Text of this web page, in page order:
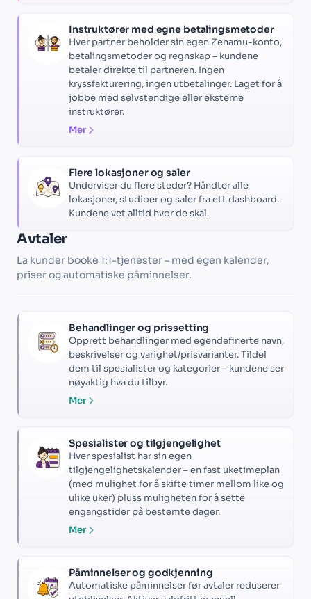
Instruktører med egne betalingsmetoder
Hver partner beholder sin egen Zenamu-konto,
betalingsmetoder og regnskap – kundene
betaler direkte til partneren. Ingen
kryssfakturering, ingen utbetalinger. Laget for å
jobbe med selvstendige eller eksterne
instruktører.
Mer
Flere lokasjoner og saler
Underviser du flere steder? Håndter alle
lokasjoner, studioer og saler fra ett dashboard.
Kundene vet alltid hvor de skal.
Avtaler
La kunder booke 1:1-tjenester – med egen kalender,
priser og automatiske påminnelser.
Behandlinger og prissetting
Opprett behandlinger med egendefinerte navn,
beskrivelser og varighet/prisvarianter. Tildel
dem til spesialister og kategorier – kundene ser
nøyaktig hva du tilbyr.
Mer
Spesialister og tilgjengelighet
Hver spesialist har sin egen
tilgjengelighetskalender – en fast uketimeplan
(med mulighet for å skifte timer mellom like og
ulike uker) pluss muligheten for å sette
engangstider på bestemte dager.
Mer
Påminnelser og godkjenning
Automatiske påminnelser før avtaler reduserer